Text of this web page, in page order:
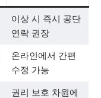
이상 시 즉시 공단
연락 권장
온라인에서 간편
수정 가능
권리 보호 차원에